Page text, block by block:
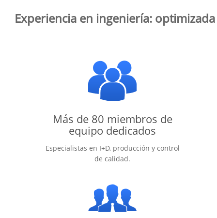
Experiencia en ingeniería:
Más de 80 miembros de
equipo dedicados
Especialistas en I+D, producción y control
de calidad.